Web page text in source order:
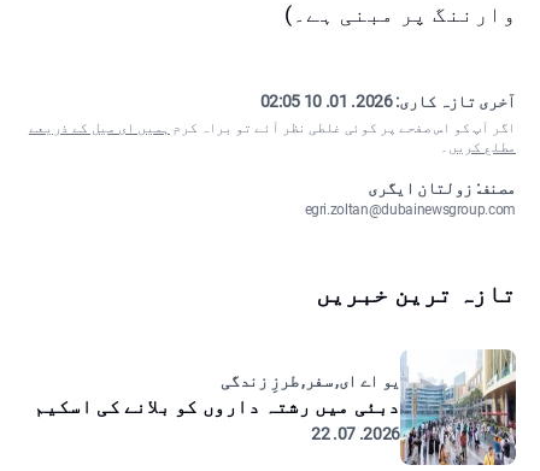
وارننگ پر مبنی ہے۔)
آخری تازہ کاری:2026. 01. 10 02:05
اگر آپ کو اس صفحے پر کوئی غلطی نظر آئے تو براہ کرم ہمیں ای میل کے ذریعے
مطلع کریں ۔
مصنف: زولتان ایگری
egri.zoltan@dubainewsgroup.com
تازہ ترین خبریں
یو اے ای, سفر, طرزِ زندگی
دبئی میں رشتہ داروں کو بلانے کی اسکیم
2026. 07. 22